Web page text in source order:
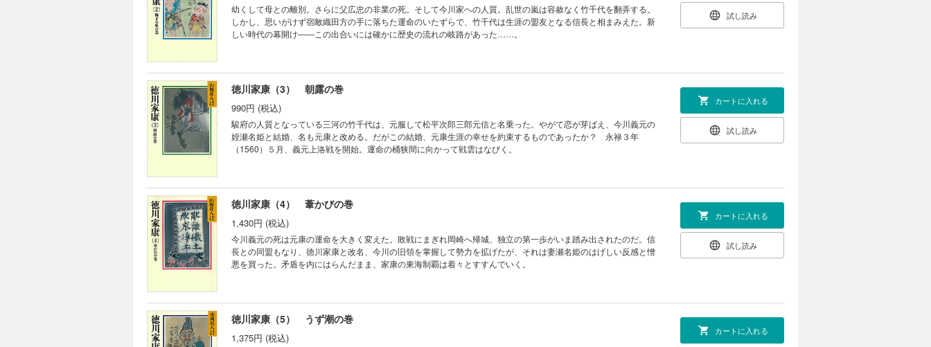
幼くして母との離別。さらに父広忠の非業の死。そして今川家への人質。乱世の嵐は容赦なく竹千代を翻弄する。
しかし、思いがけず宿敵織田方の手に落ちた運命のいたずらで、竹千代は生涯の盟友となる信長と相まみえた。新
しい時代の幕開け――この出合いには確かに歴史の流れの岐路があった……。
試し読み
徳川家康（3） 朝露の巻
990円 (税込)
駿府の人質となっている三河の竹千代は、元服して松平次郎三郎元信と名乗った。やがて恋が芽ばえ、今川義元の
姪瀬名姫と結婚、名も元康と改める。だがこの結婚、元康生涯の幸せを約束するものであったか？ 永禄３年
（1560）５月、義元上洛戦を開始。運命の桶狭間に向かって戦雲はなびく。
カートに入れる
試し読み
徳川家康（4） 葦かびの巻
1,430円 (税込)
今川義元の死は元康の運命を大きく変えた。敗戦にまぎれ岡崎へ帰城、独立の第一歩がいま踏み出されたのだ。信
長との同盟もなり、徳川家康と改名、今川の旧領を掌握して勢力を拡げたが、それは妻瀬名姫のはげしい反感と憎
悪を買った。矛盾を内にはらんだまま、家康の東海制覇は着々とすすんでいく。
カートに入れる
試し読み
徳川家康（5） うず潮の巻
1,375円 (税込)
カートに入れる